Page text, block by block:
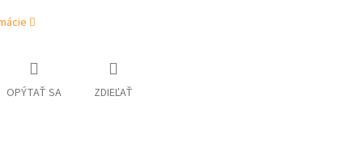
OPÝTAŤ SA ZDIEĽAŤ